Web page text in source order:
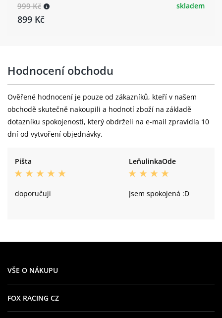
999 Kč
899 Kč
skladem
Hodnocení obchodu
Ověřené hodnocení je pouze od zákazníků, kteří v našem
obchodě skutečně nakoupili a hodnotí zboží na základě
dotazníku spokojenosti, který obdrželi na e-mail zpravidla 10
dní od vytvoření objednávky.
Pišta
doporučuji
LeňulinkaOde
Jsem spokojená :D
VŠE O NÁKUPU
FOX RACING CZ